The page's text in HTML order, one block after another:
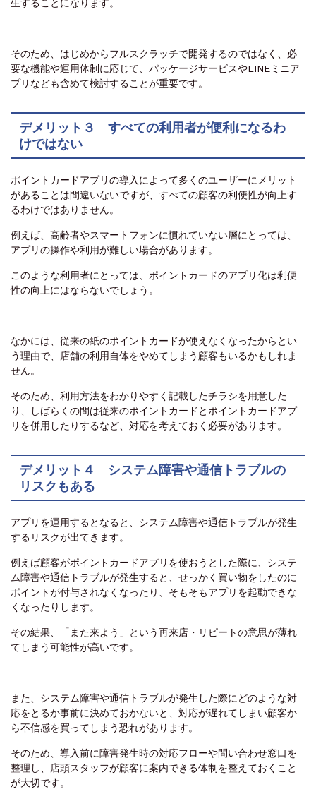
生することになります。
そのため、はじめからフルスクラッチで開発するのではなく、必
要な機能や運用体制に応じて、パッケージサービスやLINEミニア
プリなども含めて検討することが重要です。
デメリット３ すべての利用者が便利になるわ
けではない
ポイントカードアプリの導入によって多くのユーザーにメリット
があることは間違いないですが、すべての顧客の利便性が向上す
るわけではありません。
例えば、高齢者やスマートフォンに慣れていない層にとっては、
アプリの操作や利用が難しい場合があります。
このような利用者にとっては、ポイントカードのアプリ化は利便
性の向上にはならないでしょう。
なかには、従来の紙のポイントカードが使えなくなったからとい
う理由で、店舗の利用自体をやめてしまう顧客もいるかもしれま
せん。
そのため、利用方法をわかりやすく記載したチラシを用意した
り、しばらくの間は従来のポイントカードとポイントカードアプ
リを併用したりするなど、対応を考えておく必要があります。
デメリット４ システム障害や通信トラブルの
リスクもある
アプリを運用するとなると、システム障害や通信トラブルが発生
するリスクが出てきます。
例えば顧客がポイントカードアプリを使おうとした際に、システ
ム障害や通信トラブルが発生すると、せっかく買い物をしたのに
ポイントが付与されなくなったり、そもそもアプリを起動できな
くなったりします。
その結果、「また来よう」という再来店・リピートの意思が薄れ
てしまう可能性が高いです。
また、システム障害や通信トラブルが発生した際にどのような対
応をとるか事前に決めておかないと、対応が遅れてしまい顧客か
ら不信感を買ってしまう恐れがあります。
そのため、導入前に障害発生時の対応フローや問い合わせ窓口を
整理し、店頭スタッフが顧客に案内できる体制を整えておくこと
が大切です。